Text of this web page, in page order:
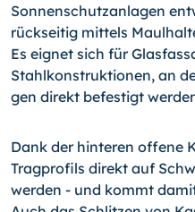
Sonnenschutz­anlagen
rückseitig mittels
Es eignet sich für
Stahlkonstruktionen, an
gen direkt befestigt
Dank der hinteren offene
Tragprofils direkt auf
werden - und kommt